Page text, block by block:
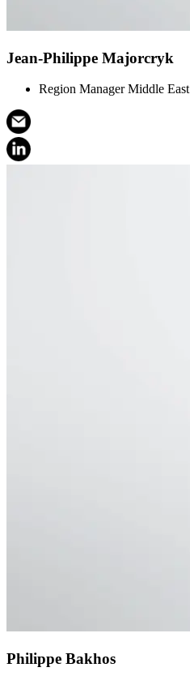
Jean-Philippe Majorcryk
Region Manager Middle East
Philippe Bakhos